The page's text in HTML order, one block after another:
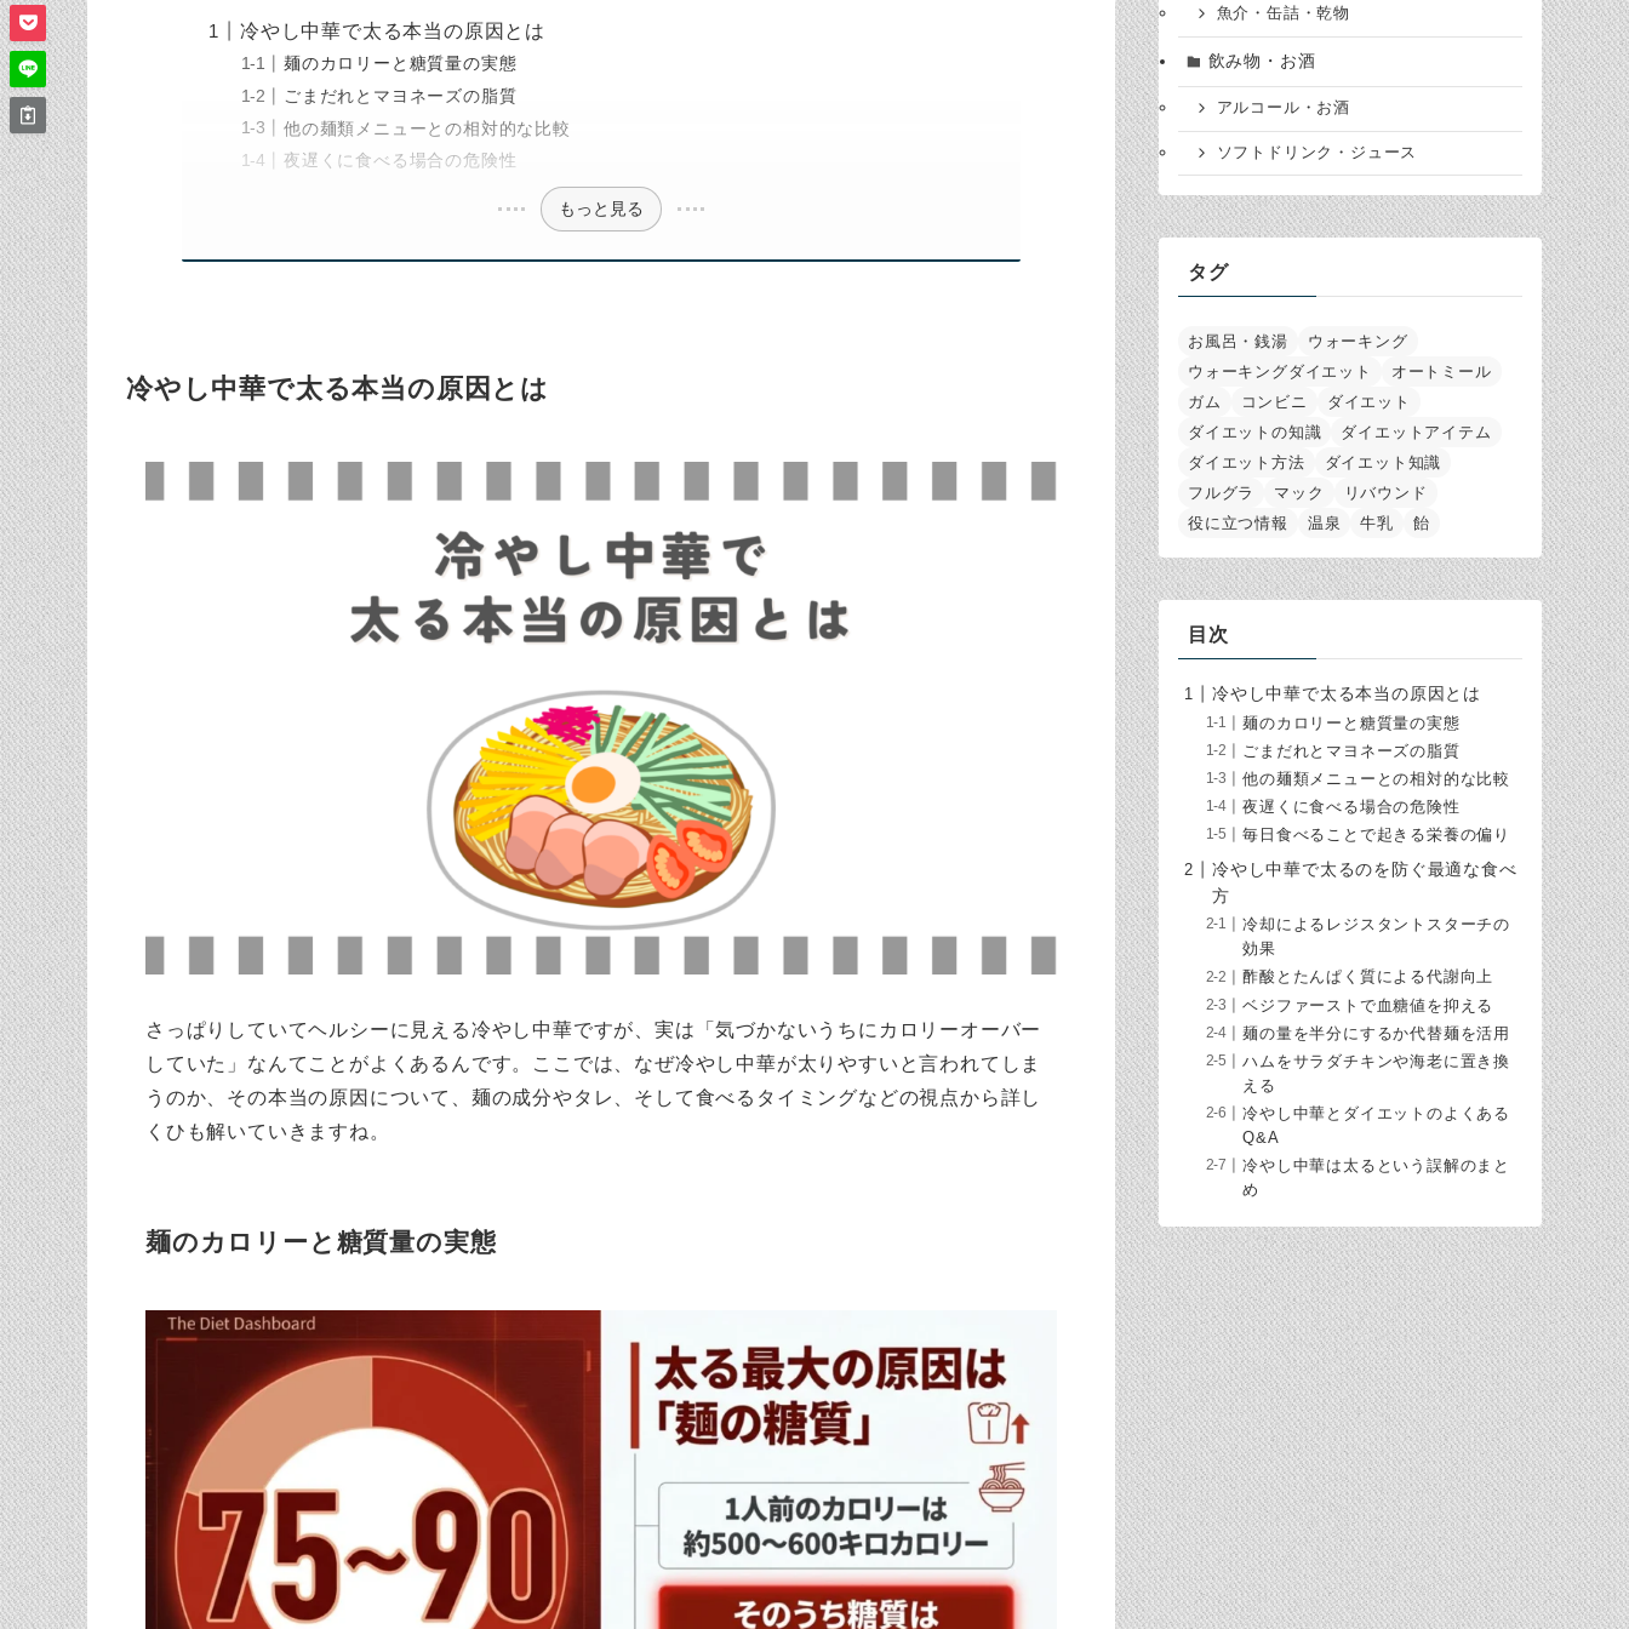
冷やし中華で太る本当の原因とは
麺のカロリーと糖質量の実態
ごまだれとマヨネーズの脂質
他の麺類メニューとの相対的な比較
夜遅くに食べる場合の危険性
もっと見る
冷やし中華で太る本当の原因とは
さっぱりしていてヘルシーに見える冷やし中華ですが、実は「気づかないうちにカロリーオーバー
していた」なんてことがよくあるんです。ここでは、なぜ冷やし中華が太りやすいと言われてしま
うのか、その本当の原因について、麺の成分やタレ、そして食べるタイミングなどの視点から詳し
くひも解いていきますね。
麺のカロリーと糖質量の実態
魚介・缶詰・乾物
飲み物・お酒
アルコール・お酒
ソフトドリンク・ジュース
タグ
お風呂・銭湯
ウォーキング
ウォーキングダイエット
オートミール
ガム
コンビニ
ダイエット
ダイエットの知識
ダイエットアイテム
ダイエット方法
ダイエット知識
フルグラ
マック
リバウンド
役に立つ情報
温泉 牛乳 飴
目次
冷やし中華で太る本当の原因とは
麺のカロリーと糖質量の実態
ごまだれとマヨネーズの脂質
他の麺類メニューとの相対的な比較
夜遅くに食べる場合の危険性
毎日食べることで起きる栄養の偏り
冷やし中華で太るのを防ぐ最適な食べ
方
冷却によるレジスタントスターチの
効果
酢酸とたんぱく質による代謝向上
ベジファーストで血糖値を抑える
麺の量を半分にするか代替麺を活用
ハムをサラダチキンや海老に置き換
える
冷やし中華とダイエットのよくある
Q&A
冷やし中華は太るという誤解のまと
め